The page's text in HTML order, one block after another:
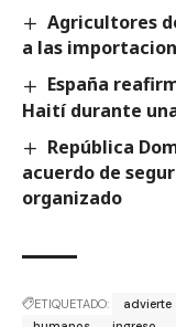
Agricultores
a las
España
Haití durante
República
acuerdo de
organizado
ETIQUETADO: advierte